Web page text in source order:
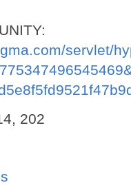
servlet/
202